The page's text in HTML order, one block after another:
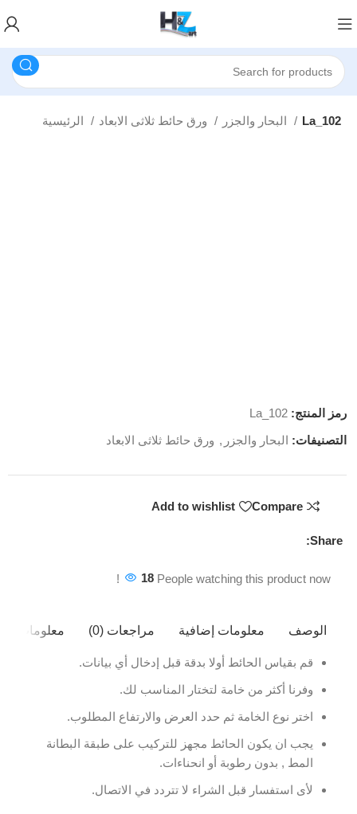
La_102
رمز المنتج:La_102
التصنيفات: البحار والجزر , ورق حائط ثلاثى الابعاد
Compare
Add to wishlist
Share:
18 People watching this product now!
الوصف معلومات إضافية مراجعات (0) معلومات
قم بقياس الحائط أولا بدقة قبل إدخال أي بيانات.
وفرنا أكثر من خامة لتختار المناسب لك.
اختر نوع الخامة ثم حدد العرض والارتفاع المطلوب.
يجب ان يكون الحائط مجهز للتركيب على طبقة البطانة
المط , بدون رطوبة أو انحناءات.
لأى استفسار قبل الشراء لا تتردد في الاتصال.